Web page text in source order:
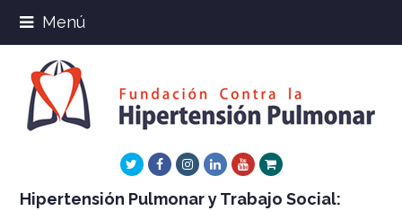
Menú
TwitterFacebookInstagram
LinkedInYoutube
Xing
Hipertensión Pulmonar y Trabajo Social: